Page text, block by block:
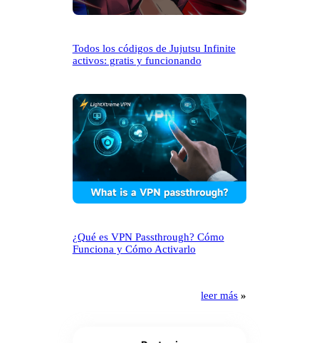
Todos los códigos de Jujutsu Infinite
activos: gratis y funcionando
¿Qué es VPN Passthrough? Cómo
Funciona y Cómo Activarlo
leer más »